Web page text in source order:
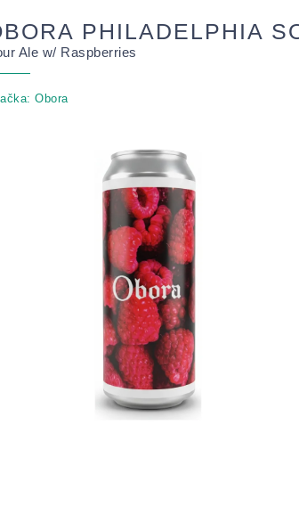
PHILADELPHIA
Ale w/ Raspberries
Obora